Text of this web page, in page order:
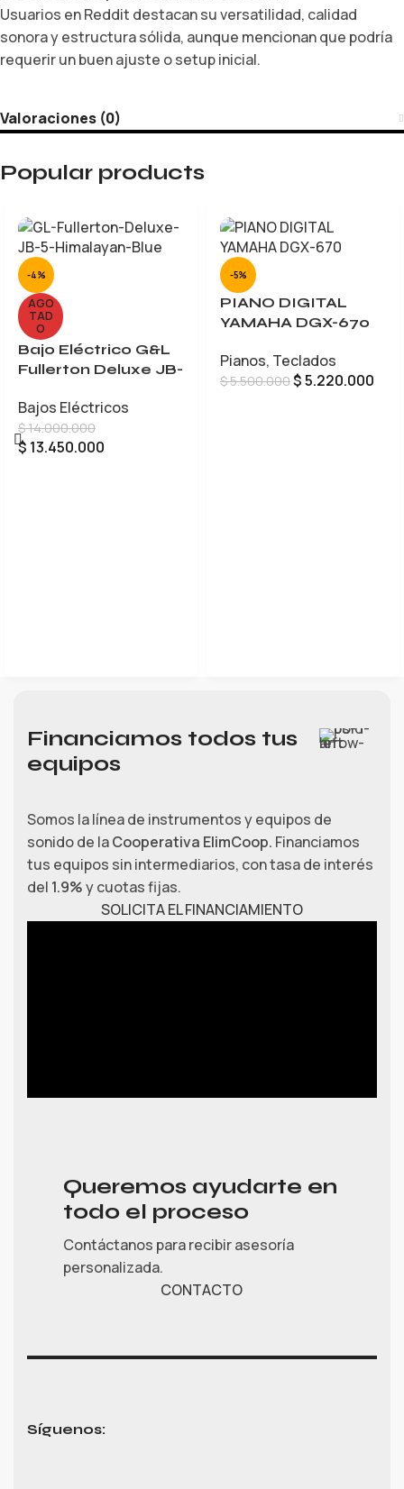
Usuarios en Reddit destacan su versatilidad, calidad
sonora y estructura sólida, aunque mencionan que podría
requerir un buen ajuste o setup inicial.
Valoraciones (0)
Popular products
-4%
AGO
TAD
O
Bajo Eléctrico G&L
Fullerton Deluxe JB-
Bajos Eléctricos
$14.000.000
$ 13.450.000
-5%
PIANO DIGITAL
YAMAHA DGX-670
Pianos, Teclados
$5.500.000$5.220.000
Financiamos todos tus
equipos
Somos la línea de instrumentos y equipos de
sonido de laCooperativa ElimCoop. Financiamos
tus equipos sin intermediarios, con tasa de interés
del 1.9%y cuotas fijas.
SOLICITA EL FINANCIAMIENTO
Queremos ayudarte en
todo el proceso
Contáctanos para recibir asesoría
personalizada.
CONTACTO
Síguenos: